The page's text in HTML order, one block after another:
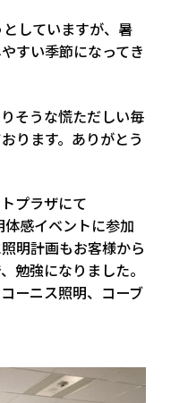
していますが、暑
すい季節になってき
そうな慌ただしい毎
ります。ありがとう
プラザにて
感イベントに参加
明計画もお客様から
勉強になりました。
ーニス照明、コーブ